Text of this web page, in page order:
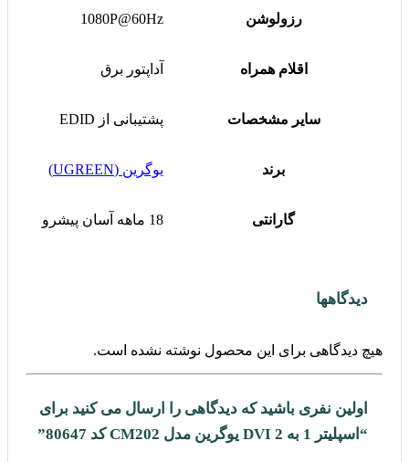
رزولوشن 1080P@60Hz
اقلام همراه آداپتور برق
سایر مشخصات پشتیبانی از EDID
برند یوگرین (UGREEN)
گارانتی 18 ماهه آسان پیشرو
دیدگاهها
هیچ دیدگاهی برای این محصول نوشته نشده است.
اولین نفری باشید که دیدگاهی را ارسال می کنید برای
“اسپلیتر 1 به 2 DVI یوگرین مدل CM202 کد 80647”